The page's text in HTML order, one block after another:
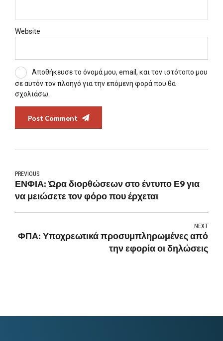
Website
Αποθήκευσε το όνομά μου, email, και τον ιστότοπο μου
σε αυτόν τον πλοηγό για την επόμενη φορά που θα
σχολιάσω.
Post Comment
PREVIOUS
ΕΝΦΙΑ: Ώρα διορθώσεων στο έντυπο Ε9 για
να μειώσετε τον φόρο που έρχεται
NEXT
ΦΠΑ: Υποχρεωτικά προσυμπληρωμένες από
την εφορία οι δηλώσεις